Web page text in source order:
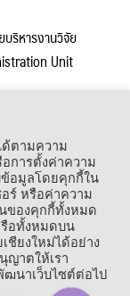
บริหารงานวิจัย
Unit
ด้ตามความ
การตั้งค่าความ
ข้อมูลโดยคุกกี้ใน
ร์ หรือค่าความ
ของคุกกี้ทั้งหมด
อทั้งหมดบน
ชียงใหม่ได้อย่าง
ญาตให้เรา
นาเว็บไซต์ต่อไป